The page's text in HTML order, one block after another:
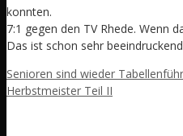
konnten.
7:1 gegen den TV Rhede. Wenn
Das ist schon sehr
Senioren sind wieder
Herbstmeister Teil II